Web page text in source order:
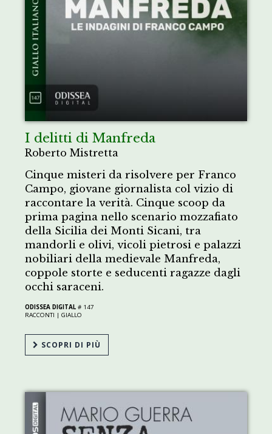
I delitti di Manfreda
Roberto Mistretta
Cinque misteri da risolvere per Franco
Campo, giovane giornalista col vizio di
raccontare la verità. Cinque scoop da
prima pagina nello scenario mozzafiato
della Sicilia dei Monti Sicani, tra
mandorli e olivi, vicoli pietrosi e palazzi
nobiliari della medievale Manfreda,
coppole storte e seducenti ragazze dagli
occhi saraceni.
ODISSEA DIGITAL # 147
RACCONTI |GIALLO
SCOPRI DI PIÙ